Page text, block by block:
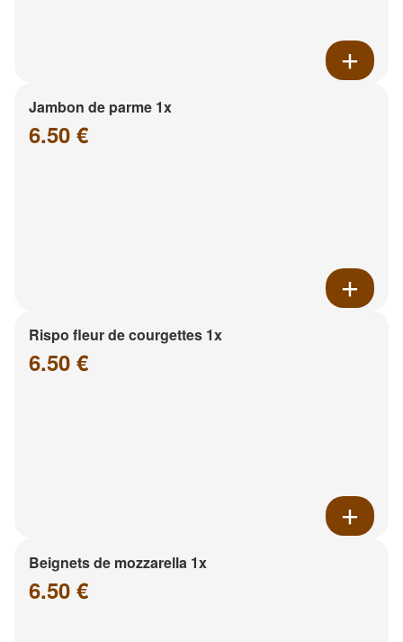
Jambon de parme 1x
6.50 €
Rispo fleur de courgettes 1x
6.50 €
Beignets de mozzarella 1x
6.50 €